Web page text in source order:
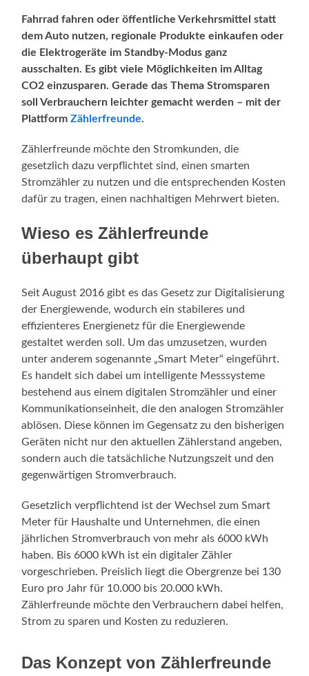
Fahrrad fahren oder öffentliche Verkehrsmittel statt
dem Auto nutzen, regionale Produkte einkaufen oder
die Elektrogeräte im Standby-Modus ganz
ausschalten. Es gibt viele Möglichkeiten im Alltag
CO2 einzusparen. Gerade das Thema Stromsparen
soll Verbrauchern leichter gemacht werden – mit der
PlattformZählerfreunde.
Zählerfreunde möchte den Stromkunden, die
gesetzlich dazu verpflichtet sind, einen smarten
Stromzähler zu nutzen und die entsprechenden Kosten
dafür zu tragen, einen nachhaltigen Mehrwert bieten.
Wieso es Zählerfreunde
überhaupt gibt
Seit August 2016 gibt es das Gesetz zur Digitalisierung
der Energiewende, wodurch ein stabileres und
effizienteres Energienetz für die Energiewende
gestaltet werden soll. Um das umzusetzen, wurden
unter anderem sogenannte „Smart Meter“ eingeführt.
Es handelt sich dabei um intelligente Messsysteme
bestehend aus einem digitalen Stromzähler und einer
Kommunikationseinheit, die den analogen Stromzähler
ablösen. Diese können im Gegensatz zu den bisherigen
Geräten nicht nur den aktuellen Zählerstand angeben,
sondern auch die tatsächliche Nutzungszeit und den
gegenwärtigen Stromverbrauch.
Gesetzlich verpflichtend ist der Wechsel zum Smart
Meter für Haushalte und Unternehmen, die einen
jährlichen Stromverbrauch von mehr als 6000 kWh
haben. Bis 6000 kWh ist ein digitaler Zähler
vorgeschrieben. Preislich liegt die Obergrenze bei 130
Euro pro Jahr für 10.000 bis 20.000 kWh.
Zählerfreunde möchte den Verbrauchern dabei helfen,
Strom zu sparen und Kosten zu reduzieren.
Das Konzept von Zählerfreunde